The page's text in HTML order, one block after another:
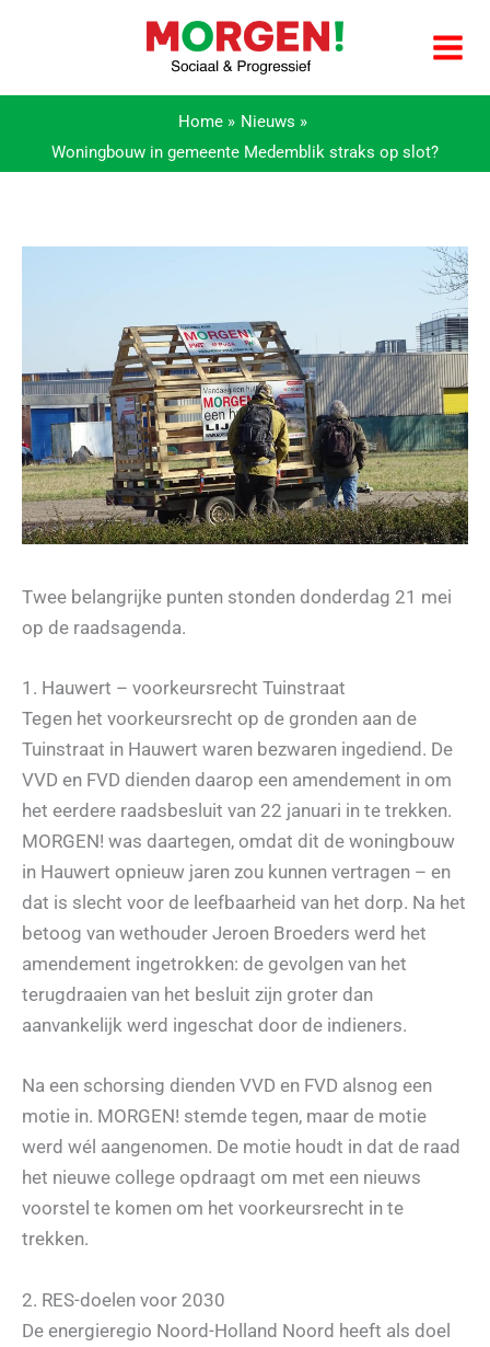
Home
Nieuws
Woningbouw in gemeente Medemblik straks op slot?
Twee belangrijke punten stonden donderdag 21 mei
op de raadsagenda.
1. Hauwert – voorkeursrecht Tuinstraat
Tegen het voorkeursrecht op de gronden aan de
Tuinstraat in Hauwert waren bezwaren ingediend. De
VVD en FVD dienden daarop een amendement in om
het eerdere raadsbesluit van 22 januari in te trekken.
MORGEN! was daartegen, omdat dit de woningbouw
in Hauwert opnieuw jaren zou kunnen vertragen – en
dat is slecht voor de leefbaarheid van het dorp. Na het
betoog van wethouder Jeroen Broeders werd het
amendement ingetrokken: de gevolgen van het
terugdraaien van het besluit zijn groter dan
aanvankelijk werd ingeschat door de indieners.
Na een schorsing dienden VVD en FVD alsnog een
motie in. MORGEN! stemde tegen, maar de motie
werd wél aangenomen. De motie houdt in dat de raad
het nieuwe college opdraagt om met een nieuws
voorstel te komen om het voorkeursrecht in te
trekken.
2. RES-doelen voor 2030
De energieregio Noord-Holland Noord heeft als doel